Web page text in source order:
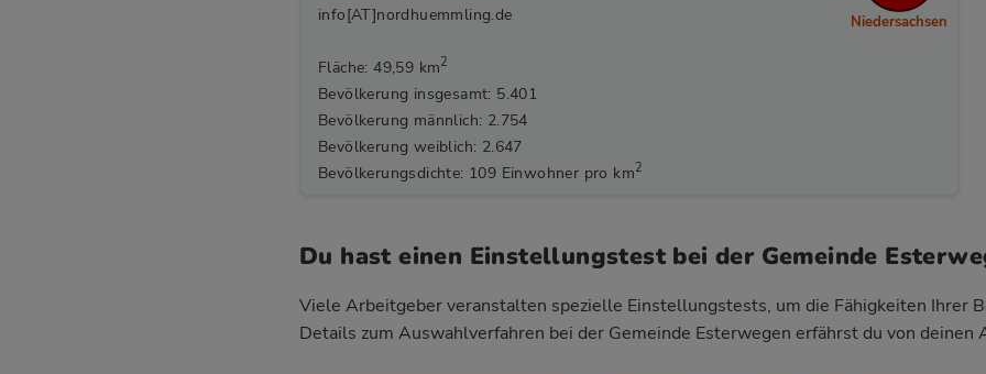
info[AT]nordhuemmling.de
Fläche: 49,59 km2
Bevölkerung insgesamt: 5.401
Bevölkerung männlich: 2.754
Bevölkerung weiblich: 2.647
Bevölkerungsdichte: 109 Einwohner pro km2
Niedersachsen
Du hast einen Einstellungstest bei der Gemeinde
Viele Arbeitgeber veranstalten spezielle Einstellungstests, um die Fähigkeiten Ihrer
Details zum Auswahlverfahren bei der Gemeinde Esterwegen erfährst du von deinen